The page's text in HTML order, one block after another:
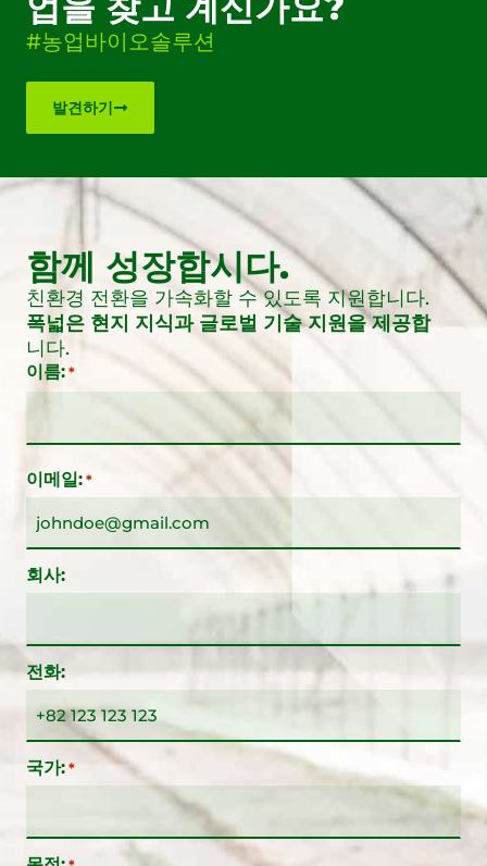
#농업바이오솔루션
발견하기
함께 성장합시다.
친환경 전환을 가속화할 수 있도록 지원합니다.
폭넓은 현지 지식과 글로벌 기술 지원을 제공합
니다.
이름: *
이메일: *
회사:
전화:
국가: *